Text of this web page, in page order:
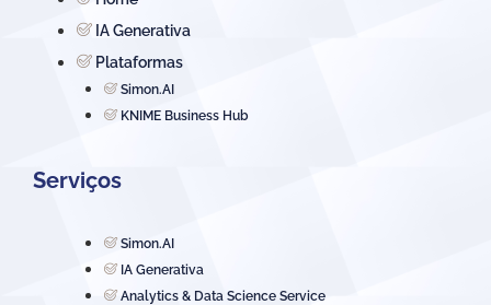
IA Generativa
Plataformas
Simon.AI
KNIME Business Hub
Serviços
Simon.AI
IA Generativa
Analytics & Data Science Service